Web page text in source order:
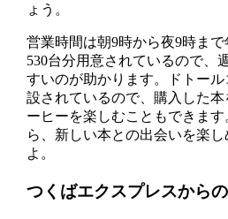
ょう。
営業時間は朝9時から夜9時ま
530台分用意されているので、
すいのが助かります。ドトー
設されているので、購入した
ーヒーを楽しむこともできま
ら、新しい本との出会いを楽
よ。
つくばエクスプレスから